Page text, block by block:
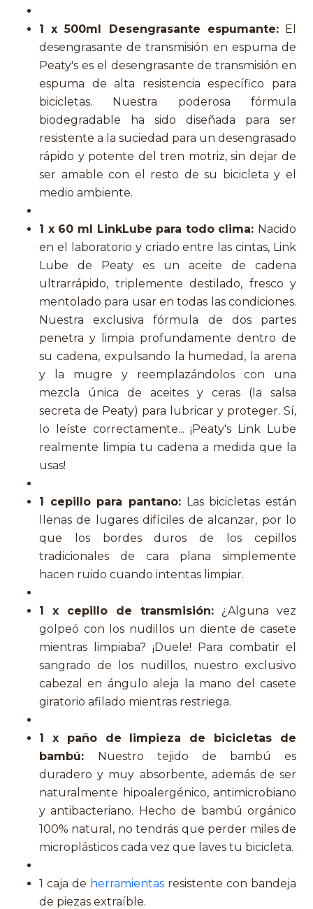
1 x 500ml Desengrasante espumante:El
desengrasante de transmisión en espuma de
Peaty's es el desengrasante de transmisión en
espuma de alta resistencia específico para
bicicletas. Nuestra poderosa fórmula
biodegradable ha sido diseñada para ser
resistente a la suciedad para un desengrasado
rápido y potente del tren motriz, sin dejar de
ser amable con el resto de su bicicleta y el
medio ambiente.
1 x 60 ml LinkLube para todo clima: Nacido
en el laboratorio y criado entre las cintas, Link
Lube de Peaty es un aceite de cadena
ultrarrápido, triplemente destilado, fresco y
mentolado para usar en todas las condiciones.
Nuestra exclusiva fórmula de dos partes
penetra y limpia profundamente dentro de
su cadena, expulsando la humedad, la arena
y la mugre y reemplazándolos con una
mezcla única de aceites y ceras (la salsa
secreta de Peaty) para lubricar y proteger. Sí,
lo leíste correctamente... ¡Peaty's Link Lube
realmente limpia tu cadena a medida que la
usas!
1 cepillo para pantano: Las bicicletas están
llenas de lugares difíciles de alcanzar, por lo
que los bordes duros de los cepillos
tradicionales de cara plana simplemente
hacen ruido cuando intentas limpiar.
1 x cepillo de transmisión: ¿Alguna vez
golpeó con los nudillos un diente de casete
mientras limpiaba? ¡Duele! Para combatir el
sangrado de los nudillos, nuestro exclusivo
cabezal en ángulo aleja la mano del casete
giratorio afilado mientras restriega.
1 x paño de limpieza de bicicletas de
bambú: Nuestro tejido de bambú es
duradero y muy absorbente, además de ser
naturalmente hipoalergénico, antimicrobiano
y antibacteriano. Hecho de bambú orgánico
100% natural, no tendrás que perder miles de
microplásticos cada vez que laves tu bicicleta.
1 caja de herramientas resistente con bandeja
de piezas extraíble.